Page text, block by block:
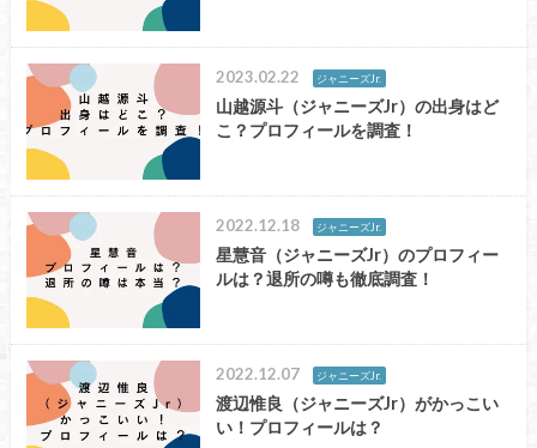
2023.02.22 ジャニーズJr.
山越源斗（ジャニーズJr）の出身はど
こ？プロフィールを調査！
2022.12.18 ジャニーズJr.
星慧音（ジャニーズJr）のプロフィー
ルは？退所の噂も徹底調査！
2022.12.07 ジャニーズJr.
渡辺惟良（ジャニーズJr）がかっこい
い！プロフィールは？